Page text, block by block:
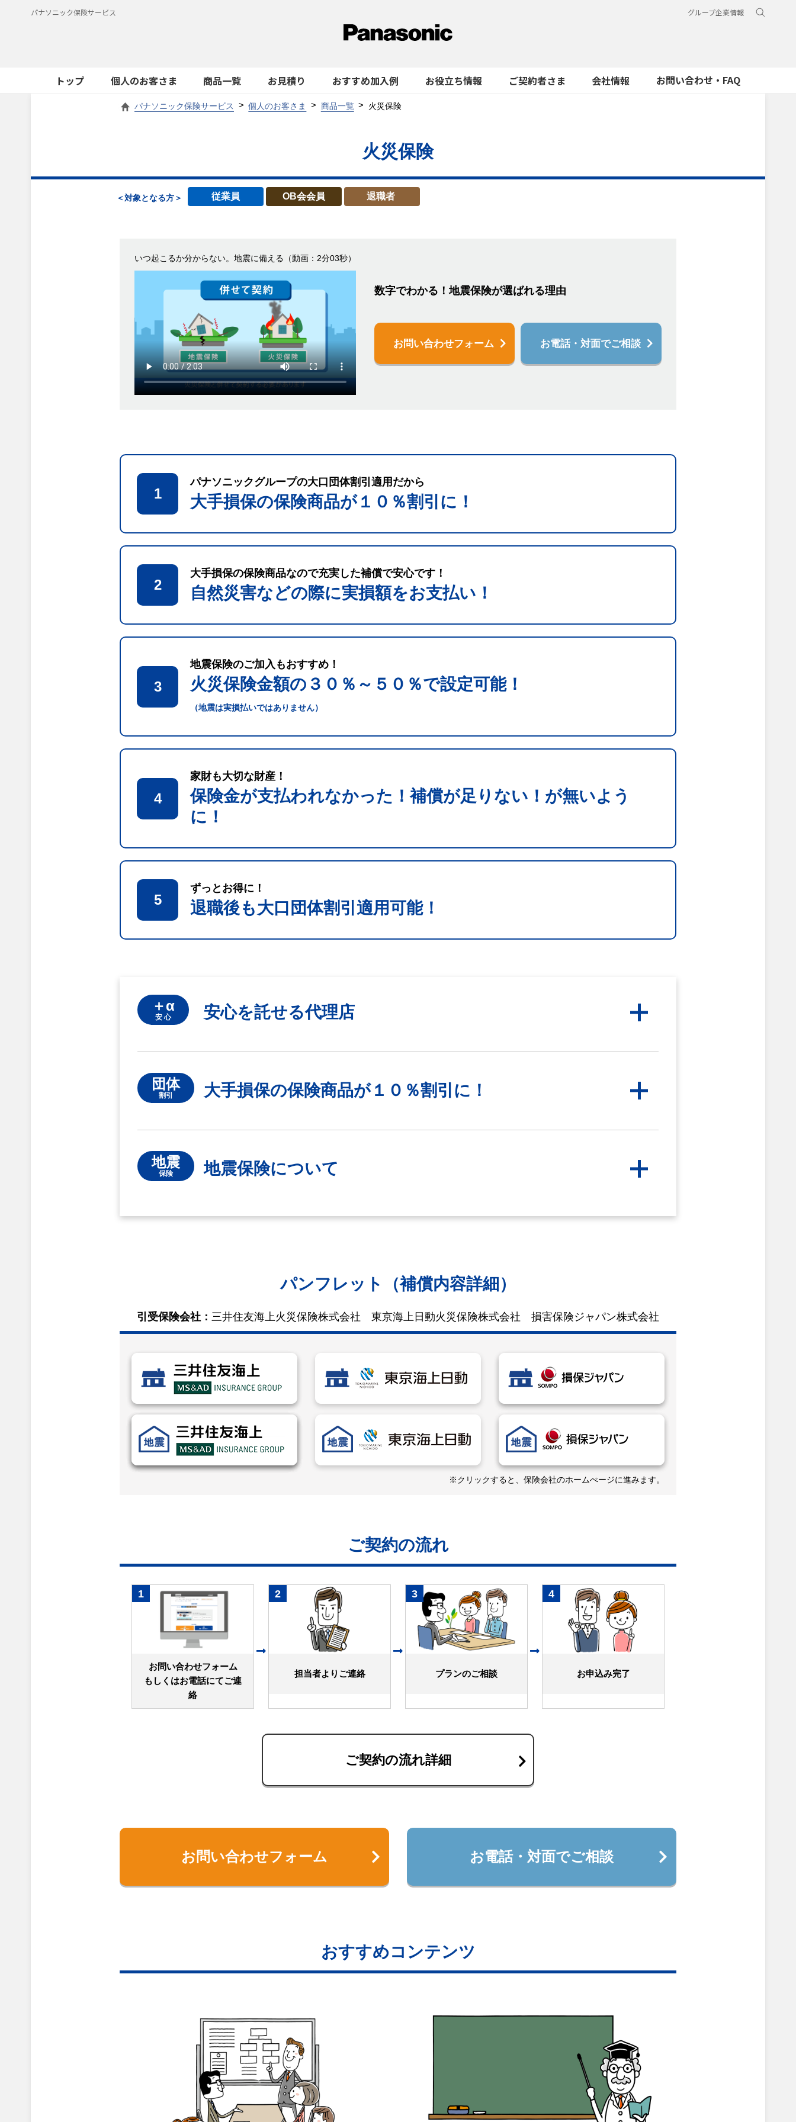
パナソニック保険サービス グループ企業情報
トップ 個人のお客さま 商品一覧 お見積り おすすめ加入例 お役立ち情報 ご契約者さま 会社情報 お問い合わせ・FAQ
パナソニック保険サービス 個人のお客さま 商品一覧 火災保険
火災保険
＜対象となる方＞ 従業員 OB会会員 退職者
いつ起こるか分からない。地震に備える （動画：2分03秒）
数字でわかる！地震保険が選ばれる理由
お問い合わせフォーム お電話・対面でご相談
1
パナソニックグループの大口団体割引適用だから
大手損保の保険商品が１０％割引に！
2
大手損保の保険商品なので充実した補償で安心です！
自然災害などの際に実損額をお支払い！
3
地震保険のご加入もおすすめ！
火災保険金額の３０％～５０％で設定可能！
（地震は実損払いではありません）
4
家財も大切な財産！
保険金が支払われなかった！補償が足りない！が無いよう
に！
5
ずっとお得に！
退職後も大口団体割引適用可能！
＋α
安 心 安心を託せる代理店
団体
割引 大手損保の保険商品が１０％割引に！
地震
保険 地震保険について
パンフレット（補償内容詳細）
引受保険会社： 三井住友海上火災保険株式会社 東京海上日動火災保険株式会社 損害保険ジャパン株式会社
※クリックすると、保険会社のホームぺージに進みます。
ご契約の流れ
1
お問い合わせフォーム
もしくはお電話にてご連
絡
2
担当者よりご連絡
3
プランのご相談
4
お申込み完了
ご契約の流れ詳細
お問い合わせフォーム お電話・対面でご相談
おすすめコンテンツ